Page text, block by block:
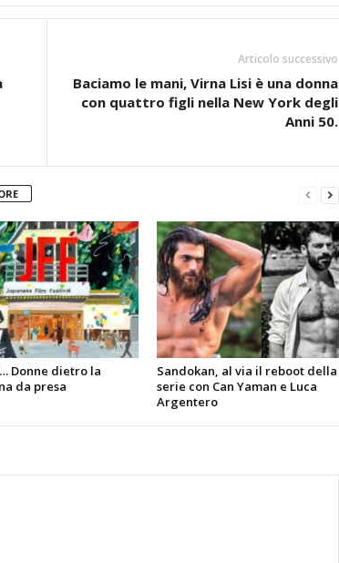
Articolo successivo
Baciamo le mani, Virna Lisi è una donna
con quattro figli nella New York degli
Anni 50.
Donne dietro la
da presa
Sandokan, al via il reboot della
serie con Can Yaman e Luca
Argentero